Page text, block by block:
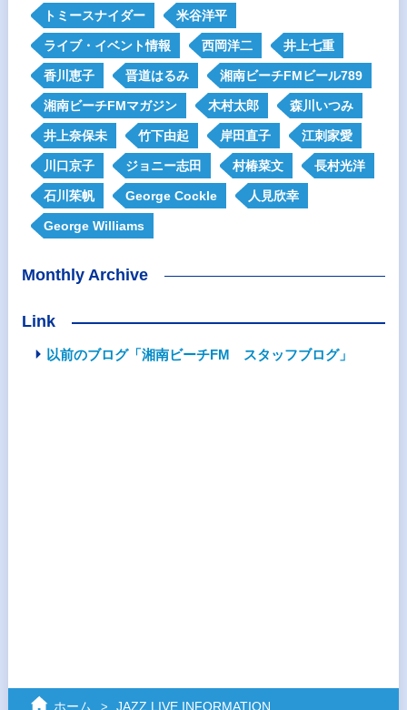
トミースナイダー 米谷洋平
ライブ・イベント情報 西岡洋二 井上七重
香川恵子 晋道はるみ 湘南ビーチFMビール789
湘南ビーチFMマガジン 木村太郎 森川いつみ
井上奈保未 竹下由起 岸田直子 江刺家愛
川口京子 ジョニー志田 村椿菜文 長村光洋
石川茱帆 George Cockle 人見欣幸
George Williams
Monthly Archive
Link
以前のブログ「湘南ビーチFM スタッフブログ」
ホーム JAZZ LIVE INFORMATION